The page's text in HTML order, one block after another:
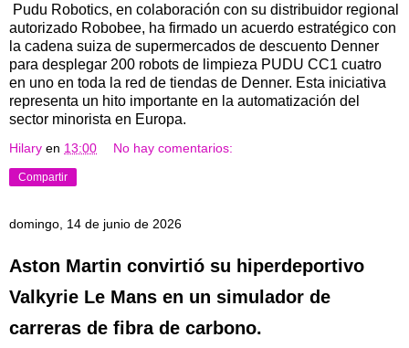
Pudu Robotics, en colaboración con su distribuidor regional
autorizado Robobee, ha firmado un acuerdo estratégico con
la cadena suiza de supermercados de descuento Denner
para desplegar 200 robots de limpieza PUDU CC1 cuatro
en uno en toda la red de tiendas de Denner. Esta iniciativa
representa un hito importante en la automatización del
sector minorista en Europa.
Hilary en 13:00 No hay comentarios:
Compartir
domingo, 14 de junio de 2026
Aston Martin convirtió su hiperdeportivo
Valkyrie Le Mans en un simulador de
carreras de fibra de carbono.